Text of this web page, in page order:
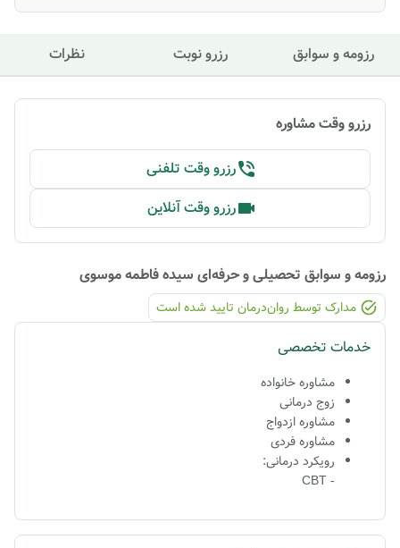
رزومه و سوابق رزرو نوبت نظرات
رزرو وقت مشاوره
رزرو وقت تلفنی
رزرو وقت آنلاین
رزومه و سوابق تحصیلی و حرفه‌ای سیده فاطمه موسوی
مدارک توسط روان‌درمان تایید شده ‌است
خدمات تخصصی
مشاوره خانواده
زوج درمانی
مشاوره ازدواج
مشاوره فردی
رویکرد درمانی:
- CBT